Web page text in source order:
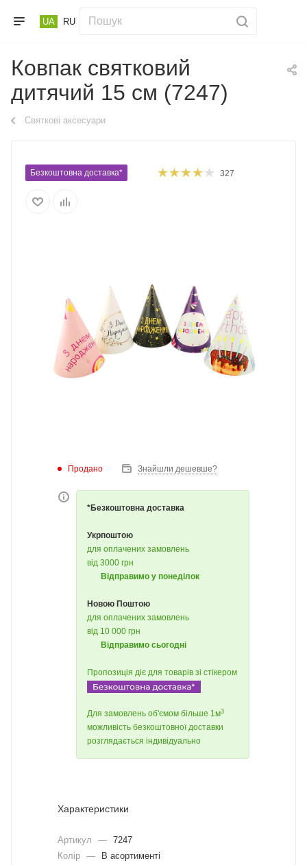
UA RU
Ковпак святковий
дитячий 15 см (7247)
Святкові аксесуари
Безкоштовна доставка* 327
Продано Знайшли дешевше?
*Безкоштовна доставка
Укрпоштою
для оплачених замовлень
від 3000 грн
Відправимо у понеділок
Новою Поштою
для оплачених замовлень
від 10 000 грн
Відправимо сьогодні
Пропозиція діє для товарів зі стікером
Для замовлень об'ємом більше 1м3
можливість безкоштовної доставки
розглядається індивідуально
Характеристики
Артикул — 7247
Колір —
В асортименті